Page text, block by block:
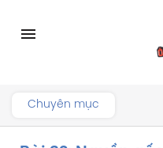
menu
Chuyên mục